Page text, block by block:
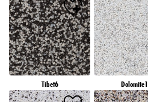
Tibet6 Dolomite1